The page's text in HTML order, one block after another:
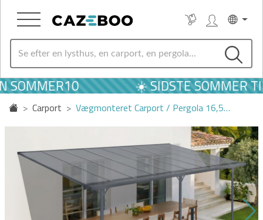
☀️ SIDSTE SOMMER
Carport Vægmonteret Carport / Pergola 16,5…